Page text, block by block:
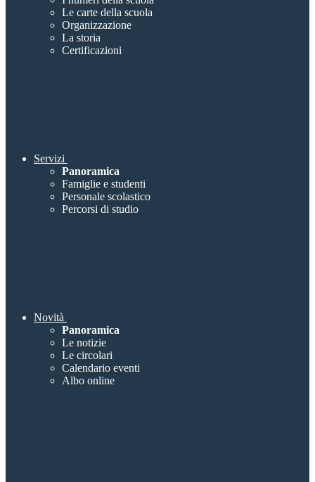
Le carte della scuola
Organizzazione
La storia
Certificazioni
Servizi
Panoramica
Famiglie e studenti
Personale scolastico
Percorsi di studio
Novità
Panoramica
Le notizie
Le circolari
Calendario eventi
Albo online